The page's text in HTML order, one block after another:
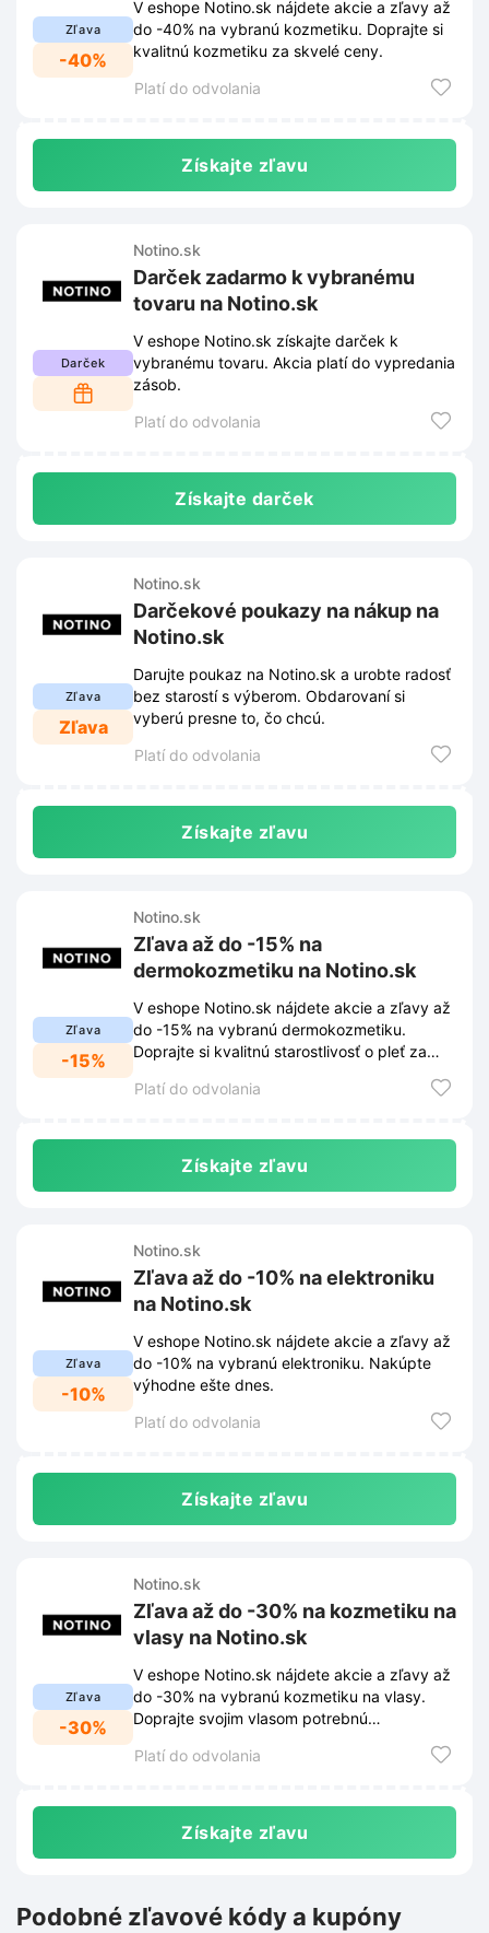
Zľava
-40%
V eshope Notino.sk nájdete akcie a zľavy až
do -40% na vybranú kozmetiku. Doprajte si
kvalitnú kozmetiku za skvelé ceny.
Platí do odvolania
Získajte zľavu
Darček
Notino.sk
Darček zadarmo k vybranému
tovaru na Notino.sk
V eshope Notino.sk získajte darček k
vybranému tovaru. Akcia platí do vypredania
zásob.
Platí do odvolania
Získajte darček
Zľava
Zľava
Notino.sk
Darčekové poukazy na nákup na
Notino.sk
Darujte poukaz na Notino.sk a urobte radosť
bez starostí s výberom. Obdarovaní si
vyberú presne to, čo chcú.
Platí do odvolania
Získajte zľavu
Zľava
-15%
Notino.sk
Zľava až do -15% na
dermokozmetiku na Notino.sk
V eshope Notino.sk nájdete akcie a zľavy až
do -15% na vybranú dermokozmetiku.
Doprajte si kvalitnú starostlivosť o pleť za
Platí do odvolania
Získajte zľavu
Zľava
-10%
Notino.sk
Zľava až do -10% na elektroniku
na Notino.sk
V eshope Notino.sk nájdete akcie a zľavy až
do -10% na vybranú elektroniku. Nakúpte
výhodne ešte dnes.
Platí do odvolania
Získajte zľavu
Zľava
-30%
Notino.sk
Zľava až do -30% na kozmetiku na
vlasy na Notino.sk
V eshope Notino.sk nájdete akcie a zľavy až
do -30% na vybranú kozmetiku na vlasy.
Doprajte svojim vlasom potrebnú
Platí do odvolania
Získajte zľavu
Podobné zľavové kódy a kupóny